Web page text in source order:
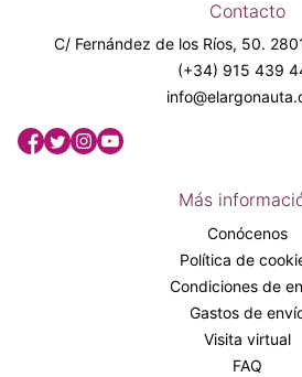
Contacto
C/ Fernández de los Ríos, 50.
(+34) 915 439
Más
Conócenos
Política de
Condiciones de
Gastos de
Visita virtual
FAQ